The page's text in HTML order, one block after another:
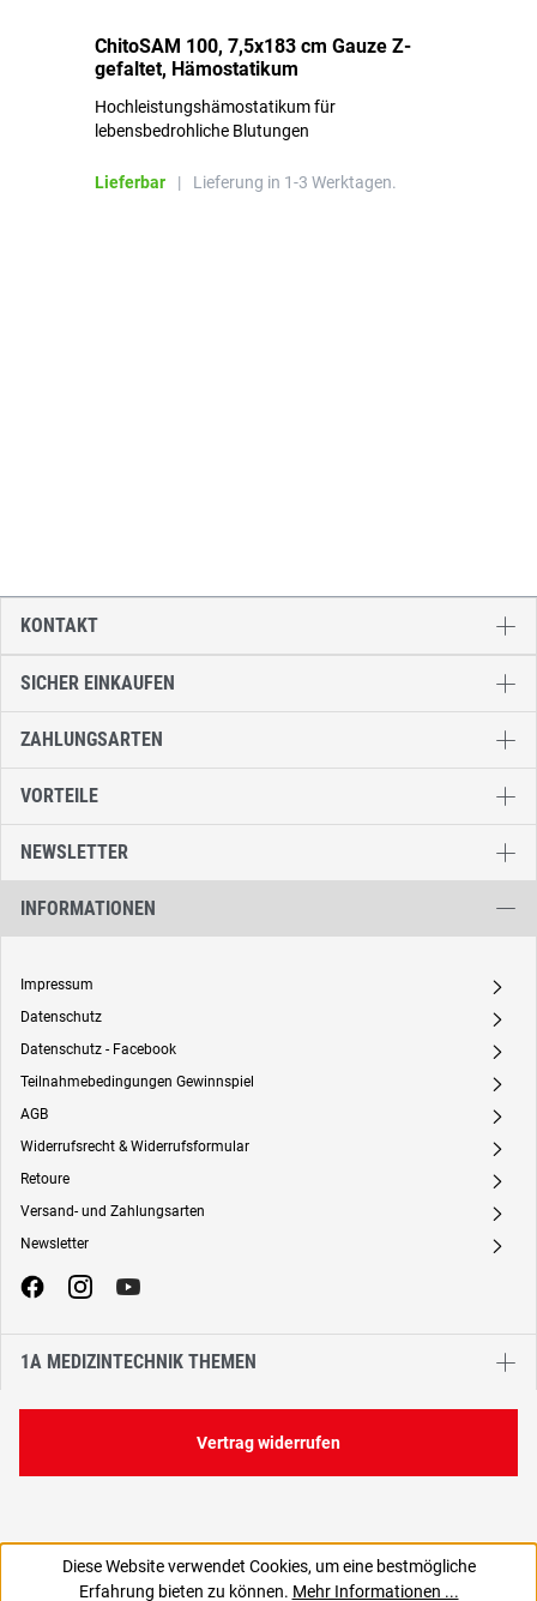
2,08 €
ChitoSAM 100, 7,5x183 cm Gauze Z-
gefaltet, Hämostatikum
Hochleistungshämostatikum für
lebensbedrohliche Blutungen
Lieferbar | Lieferung in 1-3 Werktagen.
SICHER EINKAUFEN
ZAHLUNGSARTEN
VORTEILE
NEWSLETTER
INFORMATIONEN
Impressum A
Datenschutz A
Datenschutz - Facebook A
Teilnahmebedingungen Gewinnspiel A
AGB A
Widerrufsrecht & Widerrufsformular A
Retoure A
Versand- und Zahlungsarten A
Newsletter A
1A MEDIZINTECHNIK THEMEN
KONTAKT
Vertrag widerrufen
Diese Website verwendet Cookies, um eine bestmögliche
Erfahrung bieten zu können. Mehr Informationen ...